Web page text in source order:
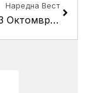
Наредна Вест
Честит 23 Октомври, Денот на македонската револуционерна борба